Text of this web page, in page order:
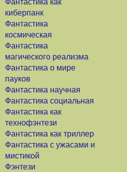
Фантастика как
киберпанк
Фантастика
космическая
Фантастика
магического реализма
Фантастика о мире
пауков
Фантастика научная
Фантастика социальная
Фантастика как
технофэнтези
Фантастика как триллер
Фантастика с ужасами и
мистикой
Фэнтези